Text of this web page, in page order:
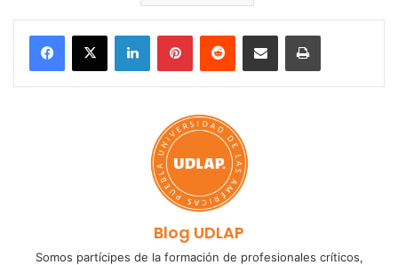
LinkedInPinterestReddit Share via Email Print
Blog UDLAP
Somos partícipes de la formación de profesionales críticos,